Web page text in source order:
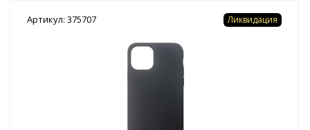
Артикул: 375707 Ликвидация